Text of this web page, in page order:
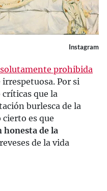
Instagram
prohibida
irrespetuosa. Por si
que la
burlesca de la
es que
honesta de la
de la vida